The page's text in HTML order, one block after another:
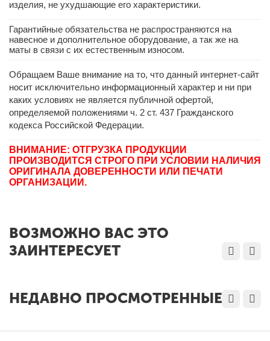
изделия, не ухудшающие его характеристики.
Гарантийные обязательства не распространяются на
навесное и дополнительное оборудование, а так же на
маты в связи с их естественным износом.
Обращаем Ваше внимание на то, что данный интернет-сайт
носит исключительно информационный характер и ни при
каких условиях не является публичной офертой,
определяемой положениями ч. 2 ст. 437 Гражданского
кодекса Российской Федерации.
ВНИМАНИЕ: ОТГРУЗКА ПРОДУКЦИИ
ПРОИЗВОДИТСЯ СТРОГО ПРИ УСЛОВИИ НАЛИЧИЯ
ОРИГИНАЛА ДОВЕРЕННОСТИ ИЛИ ПЕЧАТИ
ОРГАНИЗАЦИИ.
ВОЗМОЖНО ВАС ЭТО
ЗАИНТЕРЕСУЕТ
НЕДАВНО ПРОСМОТРЕННЫЕ